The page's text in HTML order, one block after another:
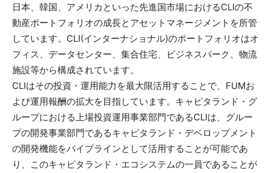
日本、韓国、アメリカといった先進国市場におけるCLIの不
動産ポートフォリオの成長とアセットマネージメントを所管
しています。CLI(インターナショナル)のポートフォリオはオ
フィス、データセンター、集合住宅、ビジネスパーク、物流
施設等から構成されています。
CLIはその投資・運用能力を最大限活用することで、FUMお
よび運用報酬の拡大を目指しています。キャピタランド・グ
ループにおける上場投資運用事業部門であるCLIは、グルー
プの開発事業部門であるキャピタランド・デベロップメント
の開発機能をパイプラインとして活用することが可能であ
り、このキャピタランド・エコシステムの一員であることが